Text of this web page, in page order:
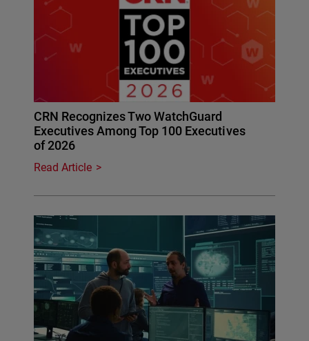
CRN Recognizes Two WatchGuard
Executives Among Top 100 Executives
of 2026
Read Article